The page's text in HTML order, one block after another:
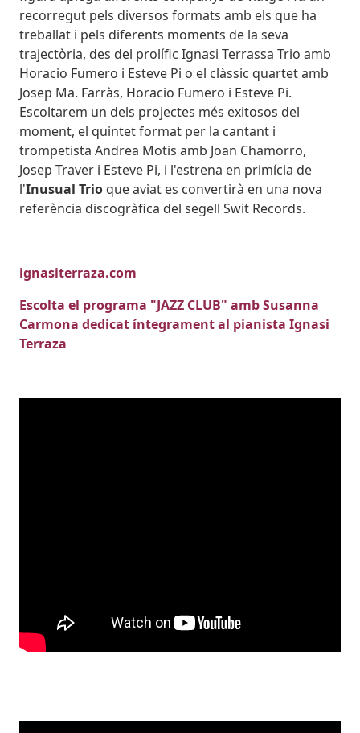
recorregut pels diversos formats amb els que ha
treballat i pels diferents moments de la seva
trajectòria, des del prolífic Ignasi Terrassa Trio amb
Horacio Fumero i Esteve Pi o el clàssic quartet amb
Josep Ma. Farràs, Horacio Fumero i Esteve Pi.
Escoltarem un dels projectes més exitosos del
moment, el quintet format per la cantant i
trompetista Andrea Motis amb Joan Chamorro,
Josep Traver i Esteve Pi, i l'estrena en primícia de
l'Inusual Trio que aviat es convertirà en una nova
referència discogràfica del segell Swit Records.
ignasiterraza.com
Escolta el programa "JAZZ CLUB" amb Susanna
Carmona dedicat íntegrament al pianista Ignasi
Terraza